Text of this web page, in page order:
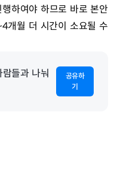
하여야 하므로 바로 본안
개월 더 시간이 소요될 수
들과 나눠
공유하
기